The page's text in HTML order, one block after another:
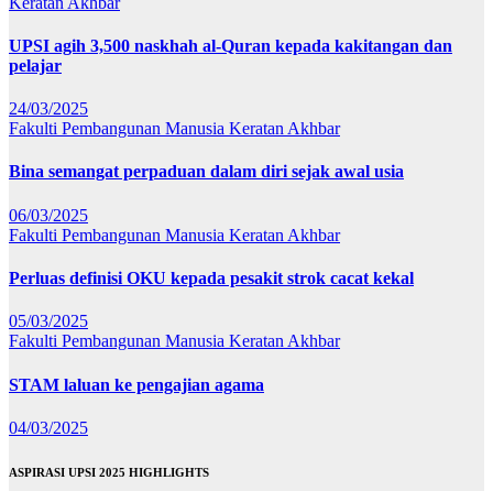
UPSI agih 3,500 naskhah al-Quran kepada kakitangan dan
pelajar
24/03/2025
Fakulti Pembangunan Manusia Keratan Akhbar
Bina semangat perpaduan dalam diri sejak awal usia
06/03/2025
Fakulti Pembangunan Manusia Keratan Akhbar
Perluas definisi OKU kepada pesakit strok cacat kekal
05/03/2025
Fakulti Pembangunan Manusia Keratan Akhbar
STAM laluan ke pengajian agama
04/03/2025
ASPIRASI UPSI 2025 HIGHLIGHTS